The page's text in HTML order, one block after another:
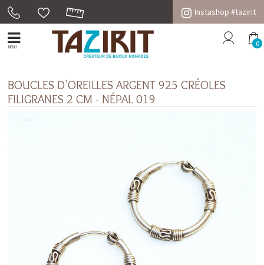
Instashop #tazirit
MENU 0
BOUCLES D'OREILLES ARGENT 925 CRÉOLES
FILIGRANES 2 CM - NÉPAL 019